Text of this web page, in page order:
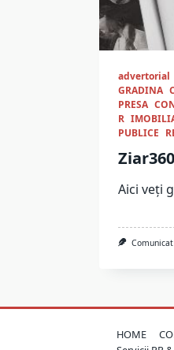
advertorial
GRADINA
PRESA
R
PUBLICE
Aici veți
Comunicat
HOME